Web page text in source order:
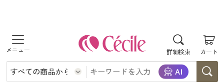
詳細検索 カート
商品を探す
レディース
レディース
レディース通販すべて
インナー・下着